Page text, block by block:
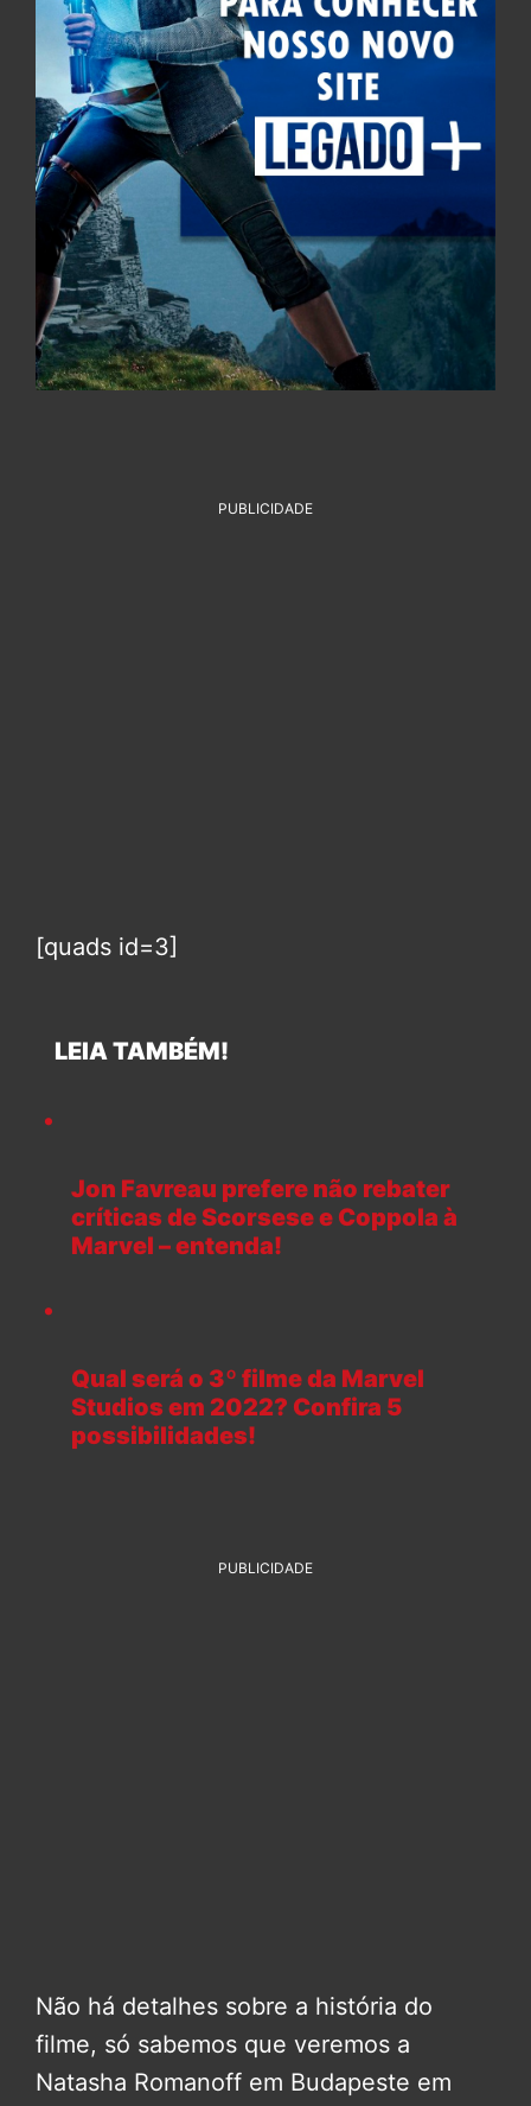
PUBLICIDADE
[quads id=3]
LEIA TAMBÉM!
Jon Favreau prefere não rebater
críticas de Scorsese e Coppola à
Marvel – entenda!
Qual será o 3º filme da Marvel
Studios em 2022? Confira 5
possibilidades!
PUBLICIDADE
Não há detalhes sobre a história do
filme, só sabemos que veremos a
Natasha Romanoff em Budapeste em